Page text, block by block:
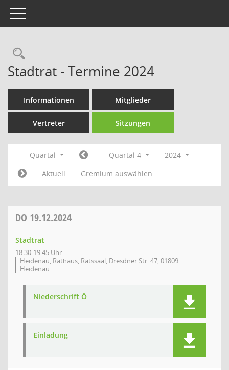
Toggle navigation
Rechercheauswahl
Stadtrat - Termine 2024
Informationen Mitglieder
Vertreter Sitzungen
Quartal Quartal 4
2024
Aktuell
Gremium auswählen
DO 19.12.2024
Stadtrat
18:30-19:45 Uhr
Heidenau, Rathaus, Ratssaal, Dresdner Str. 47, 01809
Heidenau
Niederschrift Ö
Einladung